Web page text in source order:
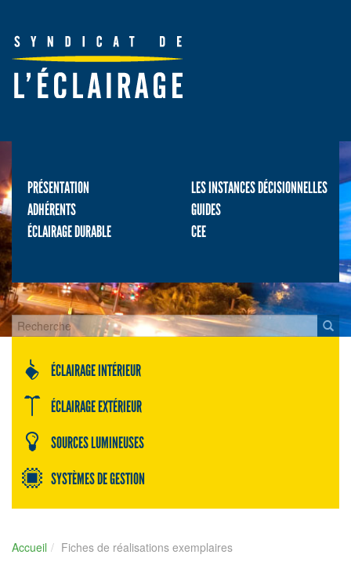
PRÉSENTATION
LES INSTANCES DÉCISIONNELLES
ADHÉRENTS
GUIDES
ÉCLAIRAGE DURABLE
CEE
ÉCLAIRAGE INTÉRIEUR
ÉCLAIRAGE EXTÉRIEUR
SOURCES LUMINEUSES
SYSTÈMES DE GESTION
Accueil Fiches de réalisations exemplaires